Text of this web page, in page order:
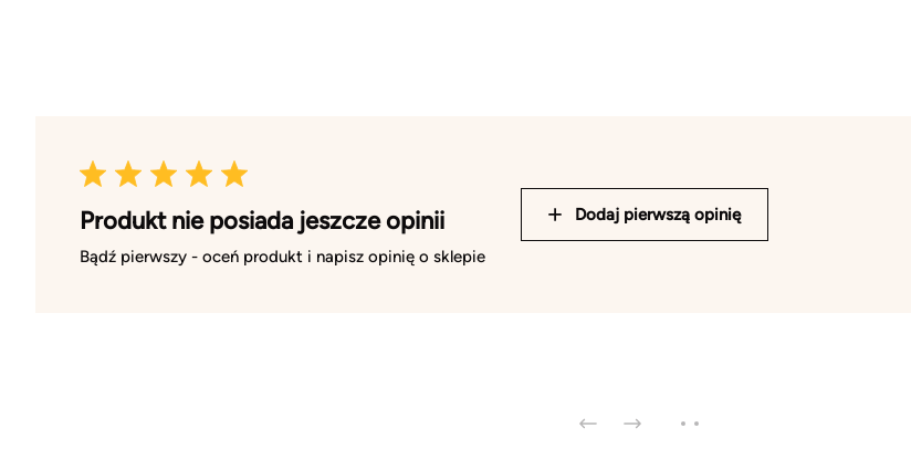
Produkt nie posiada jeszcze opinii
Bądź pierwszy - oceń produkt i napisz opinię o sklepie
Dodaj pierwszą opinię